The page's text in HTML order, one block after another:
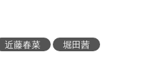
近藤春菜
堀田茜